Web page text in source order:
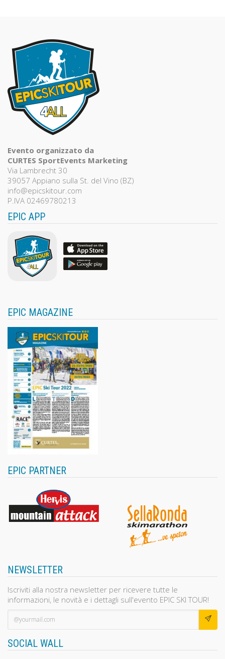
Evento organizzato da
CURTES SportEvents Marketing
Via Lambrecht 30
39057 Appiano sulla St. del Vino (BZ)
info@epicskitour.com
P.IVA 02469780213
EPIC APP
EPIC MAGAZINE
EPIC PARTNER
NEWSLETTER
Iscriviti alla nostra newsletter per ricevere tutte le
informazioni, le novità e i dettagli sull'evento EPIC SKI TOUR!
SOCIAL WALL